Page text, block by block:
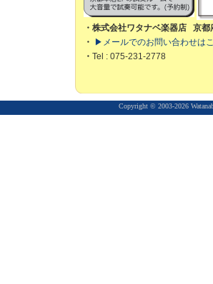
・株式会社ワタナベ楽器店 京
・
▶メールでのお問い合わせは
・ Tel : 075-231-2778
Copyright © 2003-2026